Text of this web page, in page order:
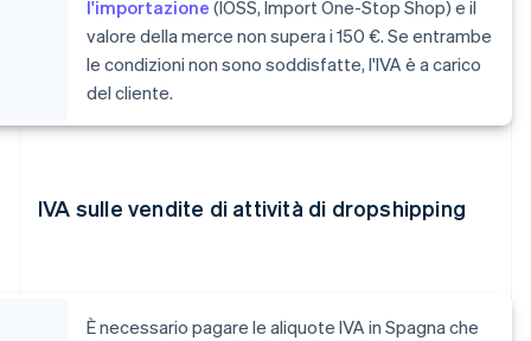
l'importazione (IOSS, Import One-Stop Shop) e il
valore della merce non supera i 150 €. Se entrambe
le condizioni non sono soddisfatte, l'IVA è a carico
del cliente.
IVA sulle vendite di attività di dropshipping
È necessario pagare le aliquote IVA in Spagna che